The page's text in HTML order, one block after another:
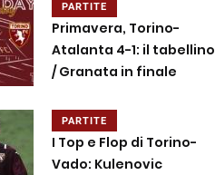
PARTITE
Primavera, Torino-
Atalanta 4-1: il tabellino
/ Granata in finale
PARTITE
I Top e Flop di Torino-
Vado: Kulenovic